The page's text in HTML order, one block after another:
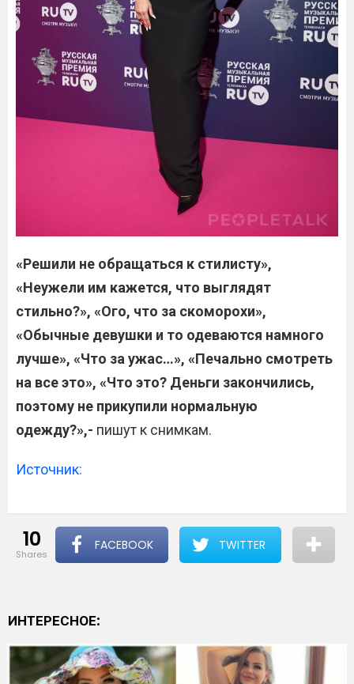
«Решили не обращаться к стилисту»,
«Неужели им кажется, что выглядят
стильно?», «Ого, что за скоморохи»,
«Обычные девушки и то одеваются намного
лучше», «Что за ужас…», «Печально смотреть
на все это», «Что это? Деньги закончились,
поэтому не прикупили нормальную
одежду?»,- пишут к снимкам.
Источник:
10
shares
FACEBOOK TWITTER
ИНТЕРЕСНОЕ: